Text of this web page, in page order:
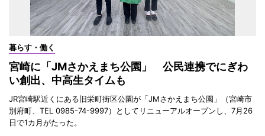
暮らす・働く
宮崎に「JMさかえまち公園」 公民連携でにぎわ
い創出、中高生タイムも
JR宮崎駅近くにある旧栄町街区公園が「JMさかえまち公園」（宮崎市
別府町、TEL 0985-74-9997）としてリニューアルオープンし、7月26
日で1カ月がたった。